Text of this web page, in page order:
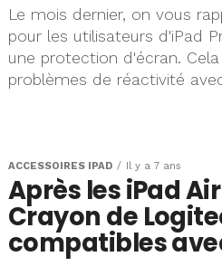
Le mois dernier, on vous
pour les utilisateurs d'iPad
une protection d'écran.
problèmes de réactivité
ACCESSOIRES IPAD Il y a 7 ans
Après les iPad
Crayon de
compatibles